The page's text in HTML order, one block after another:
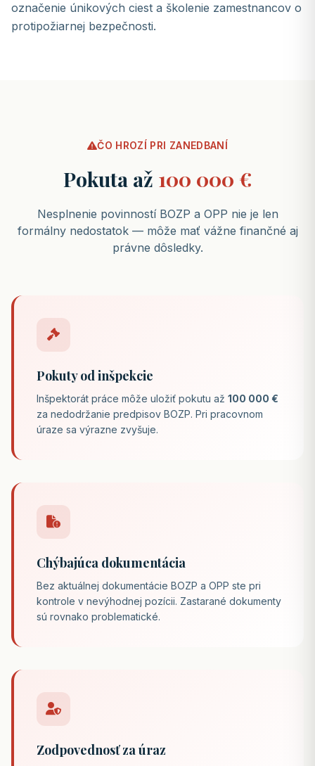
označenie únikových ciest a školenie zamestnancov o
protipožiarnej bezpečnosti.
ČO HROZÍ PRI ZANEDBANÍ
Pokuta až 100 000 €
Nesplnenie povinností BOZP a OPP nie je len
formálny nedostatok — môže mať vážne finančné aj
právne dôsledky.
Pokuty od inšpekcie
Inšpektorát práce môže uložiť pokutu až 100 000 €
za nedodržanie predpisov BOZP. Pri pracovnom
úraze sa výrazne zvyšuje.
Chýbajúca dokumentácia
Bez aktuálnej dokumentácie BOZP a OPP ste pri
kontrole v nevýhodnej pozícii. Zastarané dokumenty
sú rovnako problematické.
Zodpovednosť za úraz